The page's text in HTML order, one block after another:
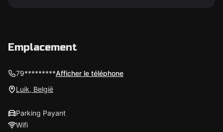
Emplacement
79*********Afficher le téléphone
Luik, België
Parking Payant
Wifi